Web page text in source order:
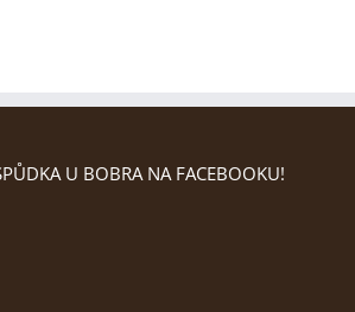
U BOBRA NA FACEBOOKU!